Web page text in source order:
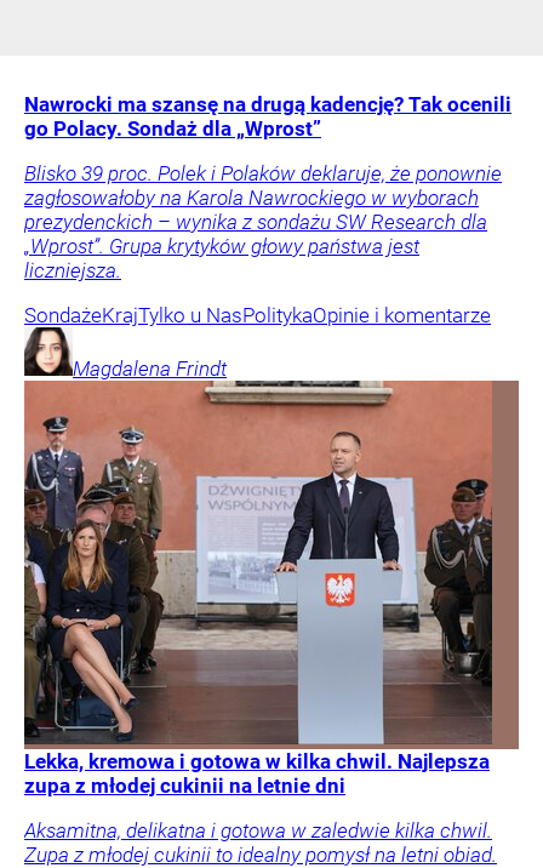
Nawrocki ma szansę na drugą kadencję? Tak ocenili
go Polacy. Sondaż dla „Wprost”
Blisko 39 proc. Polek i Polaków deklaruje, że ponownie
zagłosowałoby na Karola Nawrockiego w wyborach
prezydenckich – wynika z sondażu SW Research dla
„Wprost”. Grupa krytyków głowy państwa jest
liczniejsza.
SondażeKrajTylko u NasPolitykaOpinie i komentarze
Magdalena Frindt
Lekka, kremowa i gotowa w kilka chwil. Najlepsza
zupa z młodej cukinii na letnie dni
Aksamitna, delikatna i gotowa w zaledwie kilka chwil.
Zupa z młodej cukinii to idealny pomysł na letni obiad.